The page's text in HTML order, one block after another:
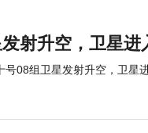
射升空，卫星进
号08组卫星发射升空，卫星